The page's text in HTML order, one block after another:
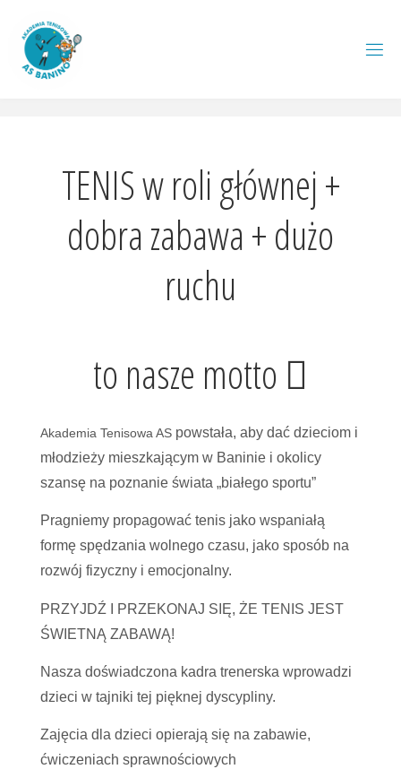
treści
TENIS w roli głównej +
dobra zabawa + dużo
ruchu
to nasze motto 
Akademia Tenisowa ASpowstała, aby dać dzieciom i
młodzieży mieszkającym w Baninie i okolicy
szansę na poznanie świata „białego sportu”
Pragniemy propagować tenis jako wspaniałą
formę spędzania wolnego czasu, jako sposób na
rozwój fizyczny i emocjonalny.
PRZYJDŹ I PRZEKONAJ SIĘ, ŻE TENIS JEST
ŚWIETNĄ ZABAWĄ!
Nasza doświadczona kadra trenerska wprowadzi
dzieci w tajniki tej pięknej dyscypliny.
Zajęcia dla dzieci opierają się na zabawie,
ćwiczeniach sprawnościowych